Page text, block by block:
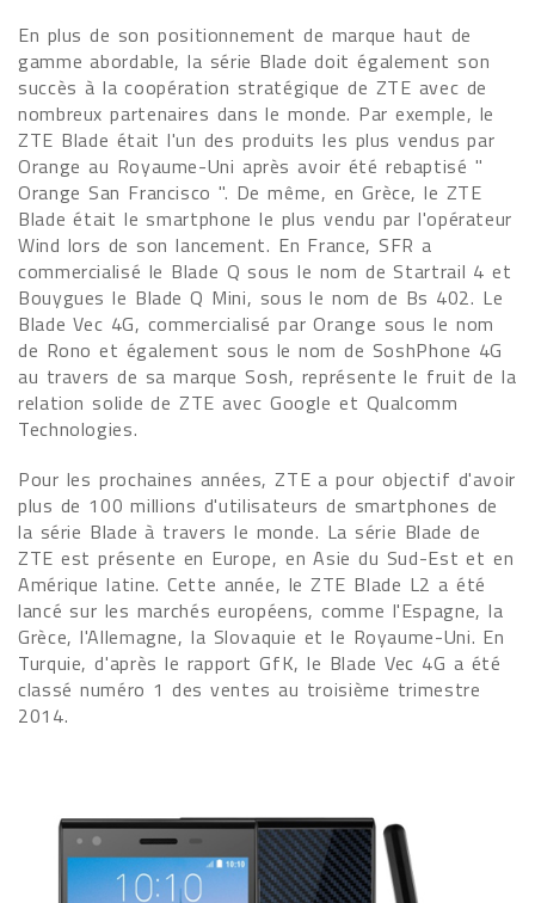
En plus de son positionnement de marque haut de
gamme abordable, la série Blade doit également son
succès à la coopération stratégique de ZTE avec de
nombreux partenaires dans le monde. Par exemple, le
ZTE Blade était l'un des produits les plus vendus par
Orange au Royaume-Uni après avoir été rebaptisé "
Orange San Francisco ". De même, en Grèce, le ZTE
Blade était le smartphone le plus vendu par l'opérateur
Wind lors de son lancement. En France, SFR a
commercialisé le Blade Q sous le nom de Startrail 4 et
Bouygues le Blade Q Mini, sous le nom de Bs 402. Le
Blade Vec 4G, commercialisé par Orange sous le nom
de Rono et également sous le nom de SoshPhone 4G
au travers de sa marque Sosh, représente le fruit de la
relation solide de ZTE avec Google et Qualcomm
Technologies.
Pour les prochaines années, ZTE a pour objectif d'avoir
plus de 100 millions d'utilisateurs de smartphones de
la série Blade à travers le monde. La série Blade de
ZTE est présente en Europe, en Asie du Sud-Est et en
Amérique latine. Cette année, le ZTE Blade L2 a été
lancé sur les marchés européens, comme l'Espagne, la
Grèce, l'Allemagne, la Slovaquie et le Royaume-Uni. En
Turquie, d'après le rapport GfK, le Blade Vec 4G a été
classé numéro 1 des ventes au troisième trimestre
2014.